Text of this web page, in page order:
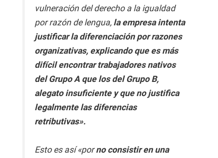
vulneración del derecho a la igualdad
por razón de lengua, la empresa intenta
justificar la diferenciación por razones
organizativas, explicando que es más
difícil encontrar trabajadores nativos
del Grupo A que los del Grupo B,
alegato insuficiente y que no justifica
legalmente las diferencias
retributivas».
Esto es así «porno consistir en una